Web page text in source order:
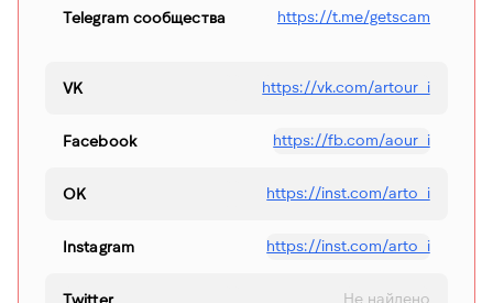
Telegram сообщества https://t.me/getscam
VK https://vk.com/artour_i
Facebook https://fb.com/aour_i
OK https://inst.com/arto_i
Instagram https://inst.com/arto_i
Twitter Не найдено